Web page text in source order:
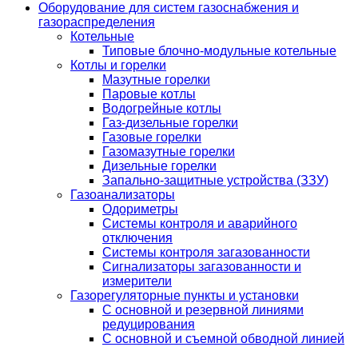
Оборудование для систем газоснабжения и
газораспределения
Котельные
Типовые блочно-модульные котельные
Котлы и горелки
Мазутные горелки
Паровые котлы
Водогрейные котлы
Газ-дизельные горелки
Газовые горелки
Газомазутные горелки
Дизельные горелки
Запально-защитные устройства (ЗЗУ)
Газоанализаторы
Одориметры
Системы контроля и аварийного
отключения
Системы контроля загазованности
Сигнализаторы загазованности и
измерители
Газорегуляторные пункты и установки
С основной и резервной линиями
редуцирования
С основной и съемной обводной линией